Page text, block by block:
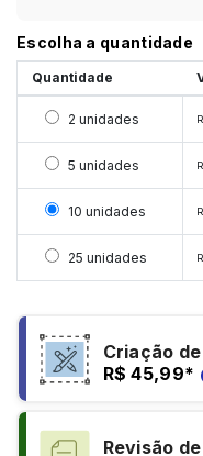
Escolha a quantidade
Quantidade
Selecionar 2
2 unidades
Selecionar 5
5 unidades
Selecionar 10
10 unidades
Selecionar 25
25 unidades
Criação
R$ 45,99*
Revisão